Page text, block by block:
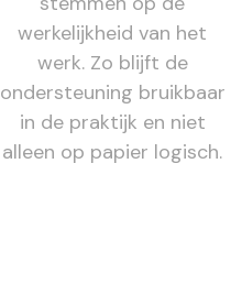
werkelijkheid van het
werk. Zo blijft de
ondersteuning bruikbaar
in de praktijk en niet
alleen op papier logisch.